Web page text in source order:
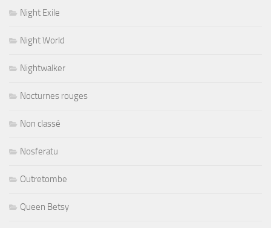
Night Exile
Night World
Nightwalker
Nocturnes rouges
Non classé
Nosferatu
Outretombe
Queen Betsy